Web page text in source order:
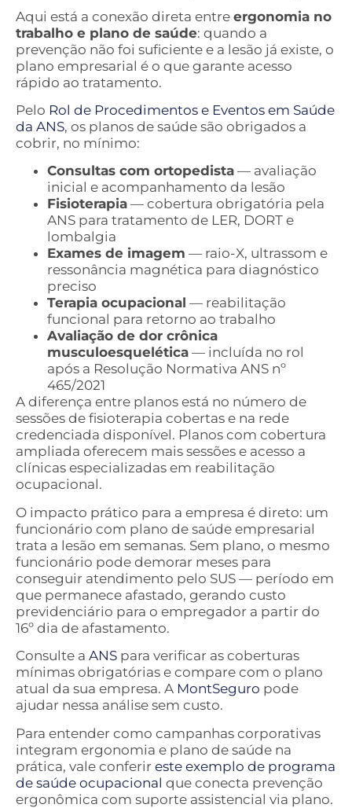
Aqui está a conexão direta entre ergonomia no
trabalho e plano de saúde: quando a
prevenção não foi suficiente e a lesão já existe, o
plano empresarial é o que garante acesso
rápido ao tratamento.
Pelo Rol de Procedimentos e Eventos em Saúde
da ANS, os planos de saúde são obrigados a
cobrir, no mínimo:
Consultas com ortopedista — avaliação
inicial e acompanhamento da lesão
Fisioterapia — cobertura obrigatória pela
ANS para tratamento de LER, DORT e
lombalgia
Exames de imagem — raio-X, ultrassom e
ressonância magnética para diagnóstico
preciso
Terapia ocupacional — reabilitação
funcional para retorno ao trabalho
Avaliação de dor crônica
musculoesquelética — incluída no rol
após a Resolução Normativa ANS nº
465/2021
A diferença entre planos está no número de
sessões de fisioterapia cobertas e na rede
credenciada disponível. Planos com cobertura
ampliada oferecem mais sessões e acesso a
clínicas especializadas em reabilitação
ocupacional.
O impacto prático para a empresa é direto: um
funcionário com plano de saúde empresarial
trata a lesão em semanas. Sem plano, o mesmo
funcionário pode demorar meses para
conseguir atendimento pelo SUS — período em
que permanece afastado, gerando custo
previdenciário para o empregador a partir do
16º dia de afastamento.
Consulte a ANS para verificar as coberturas
mínimas obrigatórias e compare com o plano
atual da sua empresa. A MontSeguro pode
ajudar nessa análise sem custo.
Para entender como campanhas corporativas
integram ergonomia e plano de saúde na
prática, vale conferir este exemplo de programa
de saúde ocupacional que conecta prevenção
ergonômica com suporte assistencial via plano.